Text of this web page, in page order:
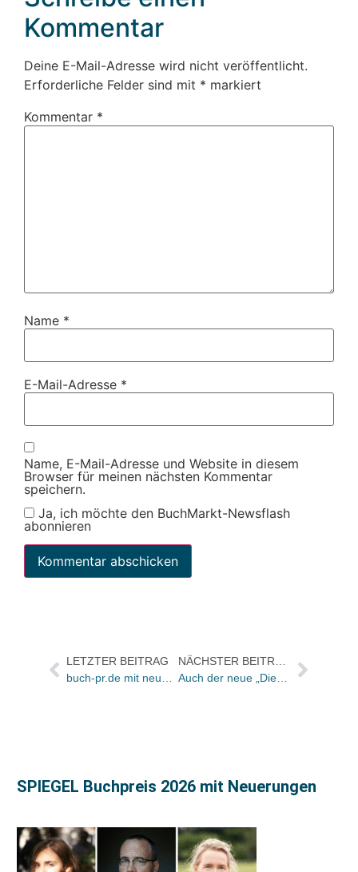
Kommentar
Deine E-Mail-Adresse wird nicht veröffentlicht.
Erforderliche Felder sind mit * markiert
Kommentar *
Name *
E-Mail-Adresse *
Name, E-Mail-Adresse und Website in diesem
Browser für meinen nächsten Kommentar
speichern.
Ja, ich möchte den BuchMarkt-Newsflash
abonnieren
LETZTER BEITRAG
SPIEGEL Buchpreis 2026 mit Neuerungen